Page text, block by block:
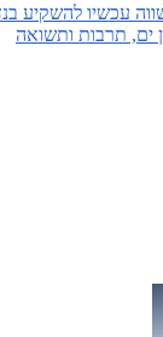
עכשיו להשקיע
ים, תרבות ותשואה